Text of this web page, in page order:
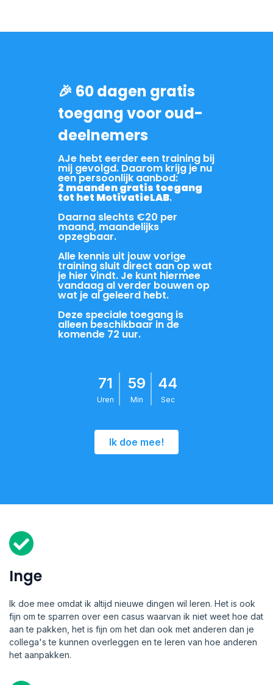
🎉 60 dagen gratis
toegang voor oud-
deelnemers
AJe hebt eerder een training bij
mij gevolgd. Daarom krijg je nu
een persoonlijk aanbod:
2 maanden gratis toegang
tot het MotivatieLAB.
Daarna slechts €20 per
maand, maandelijks
opzegbaar.
Alle kennis uit jouw vorige
training sluit direct aan op wat
je hier vindt. Je kunt hiermee
vandaag al verder bouwen op
wat je al geleerd hebt.
Deze speciale toegang is
alleen beschikbaar in de
komende 72 uur.
71
Uren
59
Min
43
Sec
Ik doe mee!
Inge
Ik doe mee omdat ik altijd nieuwe dingen wil leren. Het is ook
fijn om te sparren over een casus waarvan ik niet weet hoe dat
aan te pakken, het is fijn om het dan ook met anderen dan je
collega's te kunnen overleggen en te leren van hoe anderen
het aanpakken.